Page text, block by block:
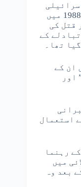
کے 22 سال اسرائیلی
جیلوں میں گزارے، مبینہ طور پر 1988 میں
قتل کی
کے
ان کے
اور
استعمال
کے رہنما
میں
بعد وہ